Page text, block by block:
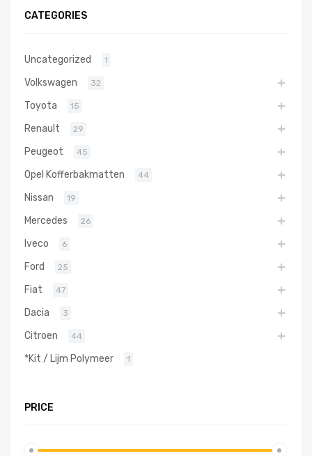
CATEGORIES
Uncategorized 1
Volkswagen 32
Toyota 15
Renault 29
Peugeot 45
Opel Kofferbakmatten 44
Nissan 19
Mercedes 26
Iveco 6
Ford 25
Fiat 47
Dacia 3
Citroen 44
*Kit / Lijm Polymeer 1
PRICE